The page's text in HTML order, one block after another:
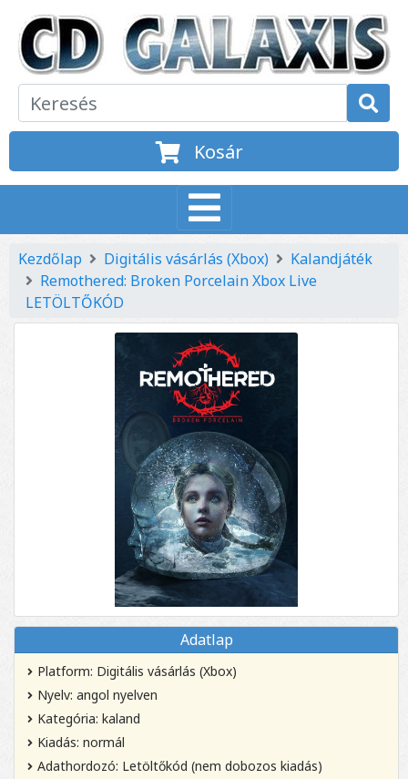
Kosár
Kezdőlap Digitális vásárlás (Xbox)
Kalandjáték
Remothered: Broken Porcelain Xbox Live
LETÖLTŐKÓD
Adatlap
Platform: Digitális vásárlás (Xbox)
Nyelv: angol nyelven
Kategória: kaland
Kiadás: normál
Adathordozó: Letöltőkód (nem dobozos kiadás)